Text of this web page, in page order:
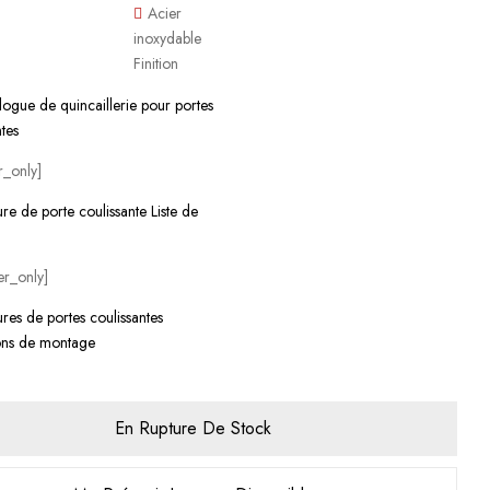
Acier
inoxydable
Finition
de quincaillerie pour portes
de porte coulissante Liste de
de portes coulissantes
de montage
En Rupture De Stock